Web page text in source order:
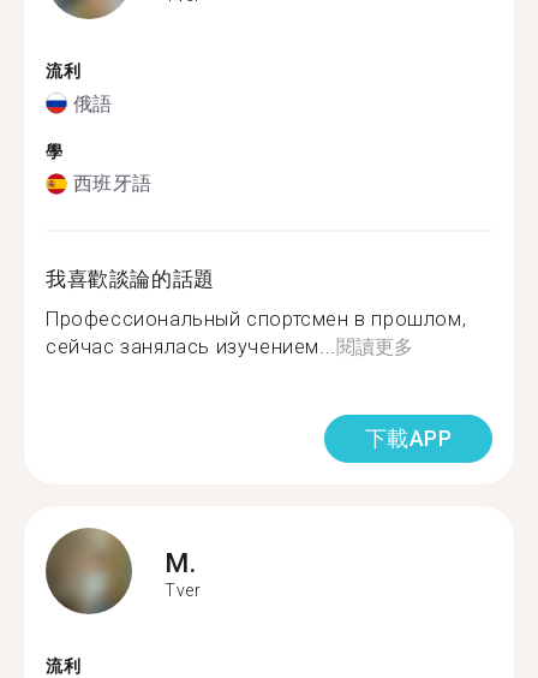
流利
俄語
學
西班牙語
我喜歡談論的話題
Профессиональный спортсмен в прошлом,
сейчас занялась изучением...閱讀更多
下載APP
M.
Tver
流利